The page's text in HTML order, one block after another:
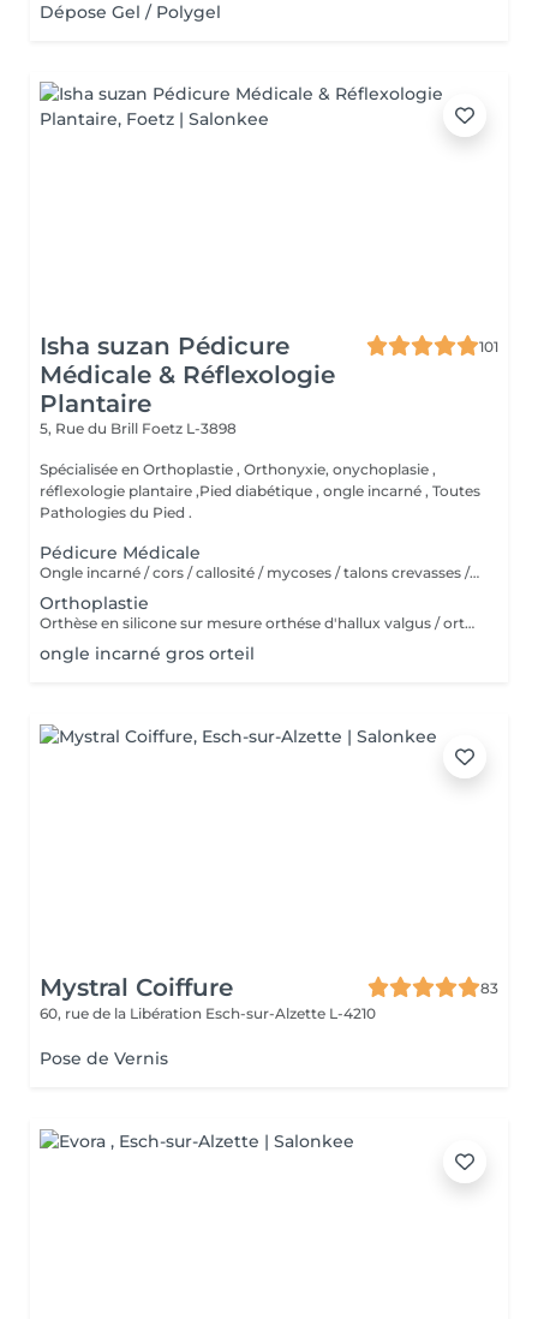
Dépose Gel / Polygel
Isha suzan Pédicure
Médicale & Réflexologie
Plantaire
101
5, Rue du Brill Foetz L-3898
Spécialisée en Orthoplastie , Orthonyxie, onychoplasie ,
réflexologie plantaire ,Pied diabétique , ongle incarné , Toutes
Pathologies du Pied .
Pédicure Médicale
Ongle incarné / cors / callosité / mycoses / talons crevasses / coupe les ongles /soin pied d'athlète sportif / durillons / pensmemt / pieds diabétiques / onychoplastie construire ongles
Orthoplastie
Orthèse en silicone sur mesure orthése d'hallux valgus / orthes chevauchement des orteils / orthése protection des ongles pieds sportif
ongle incarné gros orteil
Mystral Coiffure
83
60, rue de la Libération Esch-sur-Alzette L-4210
Pose de Vernis